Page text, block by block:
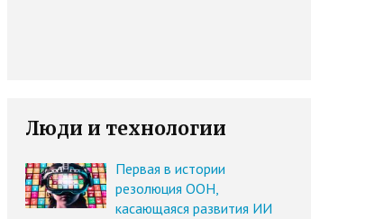
Люди и технологии
Первая в истории
резолюция ООН,
касающаяся развития ИИ